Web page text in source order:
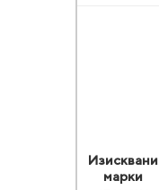
Изисквани
марки